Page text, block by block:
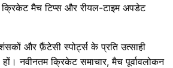
क्रिकेट मैच टिप्स और रीयल-टाइम अपडेट
और फ़ैंटेसी स्पोर्ट्स के प्रति उत्साही
नवीनतम क्रिकेट समाचार, मैच पूर्वावलोकन